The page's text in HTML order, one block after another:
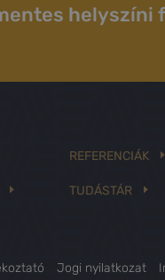
helyszíni
REFERENCIÁK
TUDÁSTÁR
Jogi nyilatkozat